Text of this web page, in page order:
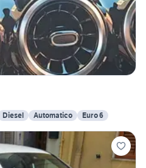
Diesel Automatico Euro 6